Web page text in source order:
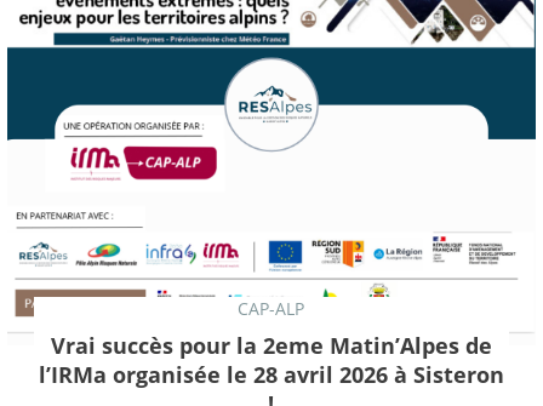
CAP-ALP
Vrai succès pour la 2eme Matin’Alpes de
l’IRMa organisée le 28 avril 2026 à Sisteron